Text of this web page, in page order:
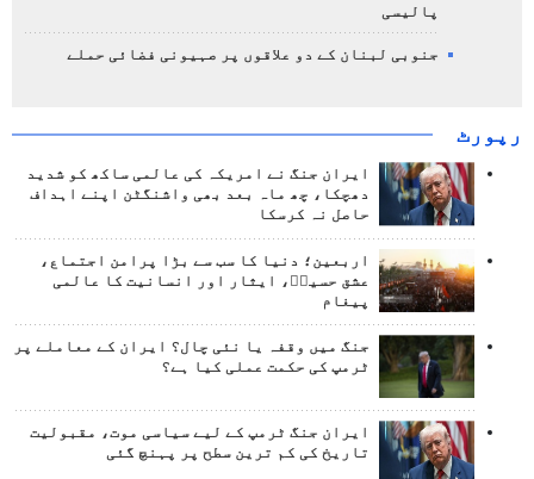
پالیسی
جنوبی لبنان کے دو علاقوں پر صہیونی فضائی حملے
رپورٹ
ایران جنگ نے امریکہ کی عالمی ساکھ کو شدید
دھچکا، چھ ماہ بعد بھی واشنگٹن اپنے اہداف
حاصل نہ کرسکا
اربعین؛ دنیا کا سب سے بڑا پرامن اجتماع،
عشق حسینؑ، ایثار اور انسانیت کا عالمی
پیغام
جنگ میں وقفہ یا نئی چال؟ ایران کے معاملے پر
ٹرمپ کی حکمت عملی کیا ہے؟
ایران جنگ ٹرمپ کے لیے سیاسی موت، مقبولیت
تاریخ کی کم ترین سطح پر پہنچ گئی